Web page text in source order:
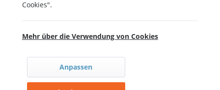
Cookies".
Mehr über die Verwendung von Cookies
Anpassen